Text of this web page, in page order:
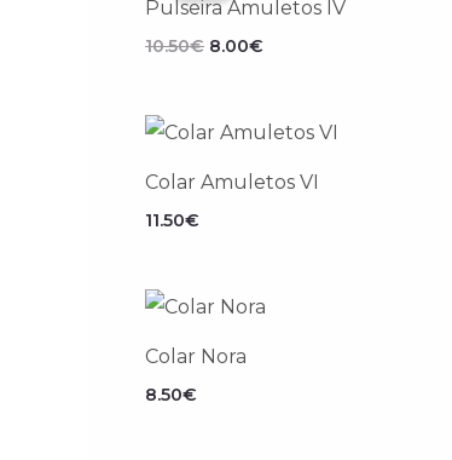
Pulseira Amuletos IV
10.50€
era:
10.50€.
8.00€
é:
Colar Amuletos VI
11.50€
Colar Nora
8.50€